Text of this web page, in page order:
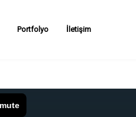
Portfolyo İletişim